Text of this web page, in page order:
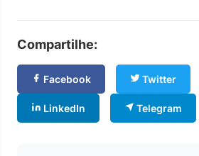
Compartilhe:
Facebook Twitter
LinkedIn Telegram